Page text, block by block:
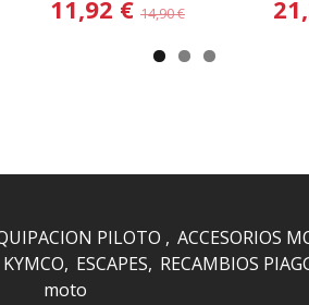
11,92 € 14,90 €
PILOTO ACCESORIOS
KYMCO ESCAPES RECAMBIOS
moto